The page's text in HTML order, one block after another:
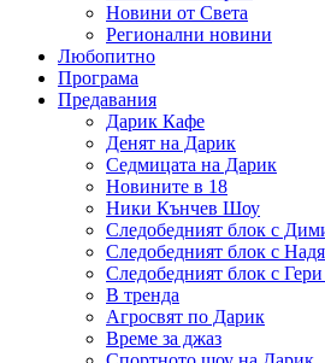
Новини от Света
Регионални новини
Любопитно
Програма
Предавания
Дарик Кафе
Денят на Дарик
Седмицата на Дарик
Новините в 18
Ники Кънчев Шоу
Следобедният блок с
Следобедният блок с
Следобедният блок с
В тренда
Агросвят по Дарик
Време за джаз